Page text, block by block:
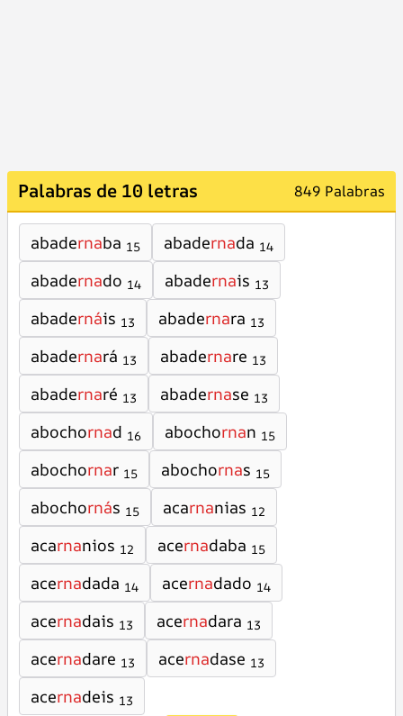
Palabras de 10 letras 849 Palabras
abadernaba 15 abadernada 14
abadernado 14 abadernais 13
abadernáis 13 abadernara 13
abadernará 13 abadernare 13
abadernaré 13 abadernase 13
abochornad 16 abochornan 15
abochornar 15 abochornas 15
abochornás 15 acarnanias 12
acarnanios 12 acernadaba 15
acernadada 14 acernadado 14
acernadais 13 acernadara 13
acernadare 13 acernadase 13
acernadeis 13